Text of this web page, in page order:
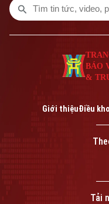
BÁO
&
Giới thiệuĐiều
Tải